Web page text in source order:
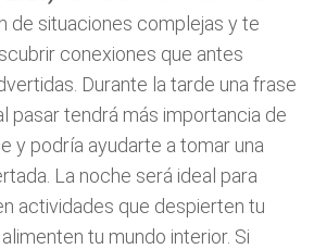
de situaciones complejas y te
conexiones que antes
Durante la tarde una frase
pasar tendrá más importancia de
y podría ayudarte a tomar una
La noche será ideal para
actividades que despierten tu
tu mundo interior. Si